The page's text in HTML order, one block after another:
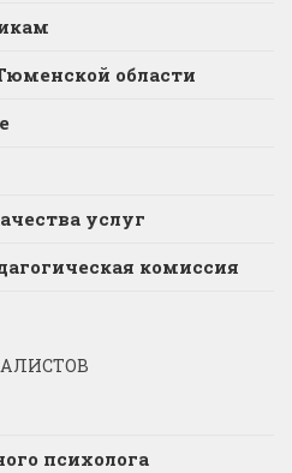
области
услуг
комиссия
психолога